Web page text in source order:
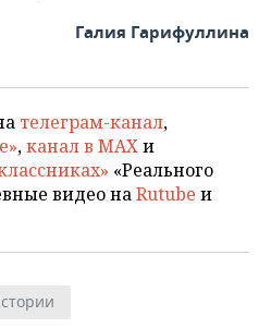
Галия Гарифуллина
телеграм-канал,
,канал в MAXи
«Реального
видео наRutube и